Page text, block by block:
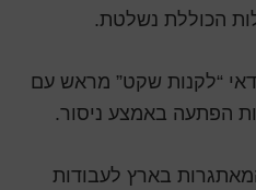
הכוללת נשלטת.
“לקנות שקט” מראש עם
הפתעה באמצע ניסור.
בארץ לעבודות